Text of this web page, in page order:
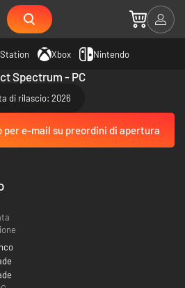
Xbox Nintendo
Spectrum - PC
di rilascio: 2026
per e-mail su preordini di apertura